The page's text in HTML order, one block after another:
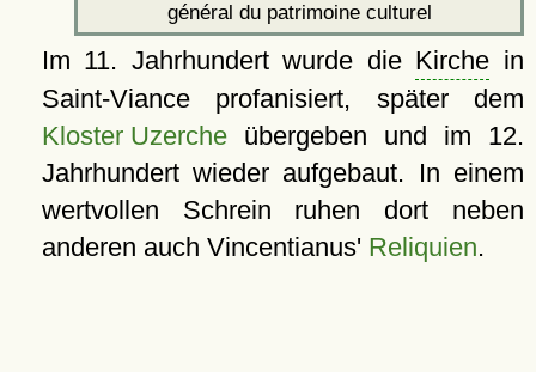
général du patrimoine culturel
Im 11. Jahrhundert wurde die Kirche in
Saint-Viance profanisiert, später dem
Kloster Uzercheübergeben und im 12.
Jahrhundert wieder aufgebaut. In einem
wertvollen Schrein ruhen dort neben
anderen auch Vincentianus' Reliquien.